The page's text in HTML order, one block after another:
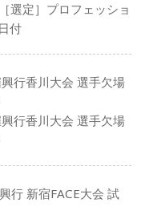
選定］プロフェッショ
付
行香川大会 選手欠場
行香川大会 選手欠場
行 新宿FACE大会 試